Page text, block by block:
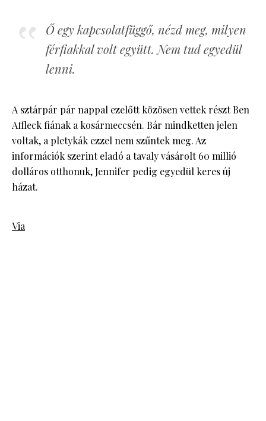
Ő egy kapcsolatfüggő, nézd meg, milyen
férfiakkal volt együtt. Nem tud egyedül
lenni.
A sztárpár pár nappal ezelőtt közösen vettek részt Ben
Affleck fiának a kosármeccsén. Bár mindketten jelen
voltak, a pletykák ezzel nem szűntek meg. Az
információk szerint eladó a tavaly vásárolt 60 millió
dolláros otthonuk, Jennifer pedig egyedül keres új
házat.
Via